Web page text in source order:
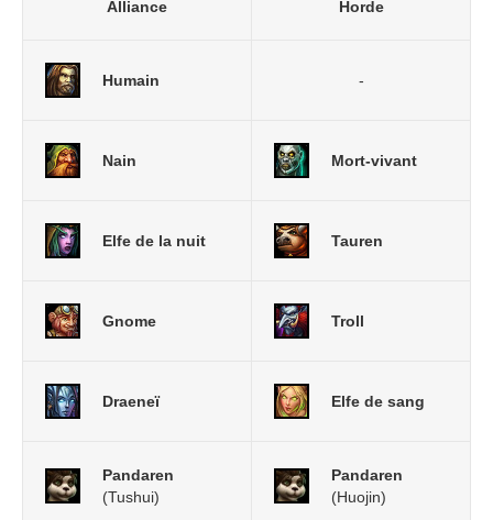
Alliance Horde
Humain -
Nain Mort-vivant
Elfe de la nuit Tauren
Gnome Troll
Draeneï Elfe de sang
Pandaren
(Tushui)
Pandaren
(Huojin)